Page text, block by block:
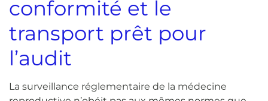
conformité et le
transport prêt pour
l’audit
La surveillance réglementaire de la médecine